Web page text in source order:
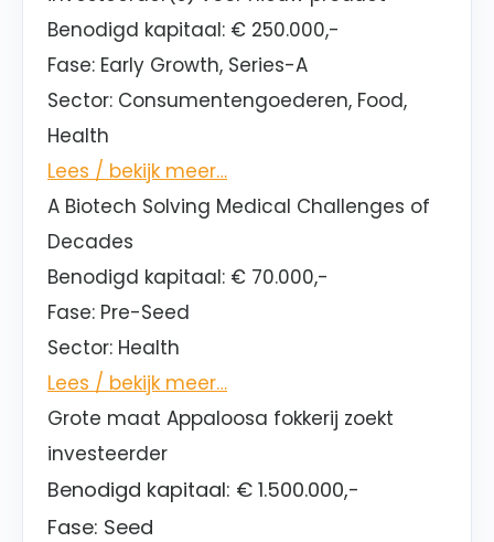
Benodigd kapitaal: € 250.000,-
Fase: Early Growth, Series-A
Sector: Consumentengoederen, Food,
Health
Lees / bekijk meer…
A Biotech Solving Medical Challenges of
Decades
Benodigd kapitaal: € 70.000,-
Fase: Pre-Seed
Sector: Health
Lees / bekijk meer…
Grote maat Appaloosa fokkerij zoekt
investeerder
Benodigd kapitaal: € 1.500.000,-
Fase: Seed